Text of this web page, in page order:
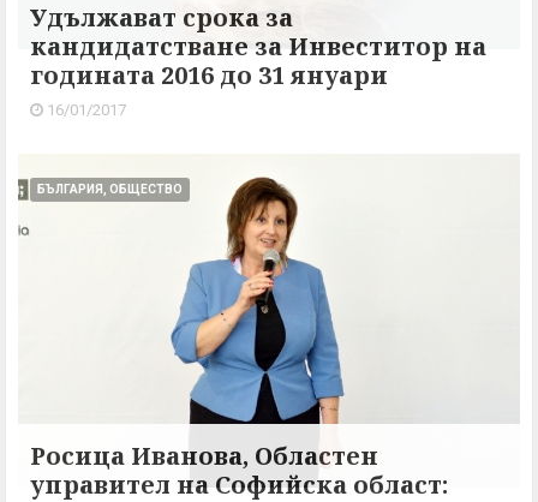
Удължават срока за
кандидатстване за Инвеститор на
годината 2016 до 31 януари
16/01/2017
БЪЛГАРИЯ, ОБЩЕСТВО
Росица Иванова, Областен
управител на Софийска област: